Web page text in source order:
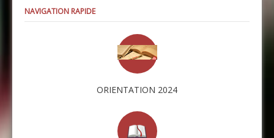
NAVIGATION RAPIDE
ORIENTATION 2024